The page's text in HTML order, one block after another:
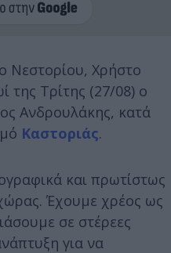
Νεστορίου, Χρήστο
της Τρίτης (27/08) ο
Ανδρουλάκης, κατά
Καστοριάς.
και πρωτίστως
Έχουμε χρέος ως
σε στέρεες
για να